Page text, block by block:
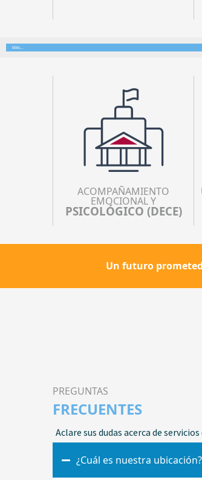
Más...
ACOMPAÑAMIENTO
EMOCIONAL Y
PSICOLÓGICO (DECE)
Un futuro
PREGUNTAS
FRECUENTES
Aclare sus dudas acerca de
¿Cuál es nuestra ubicación?